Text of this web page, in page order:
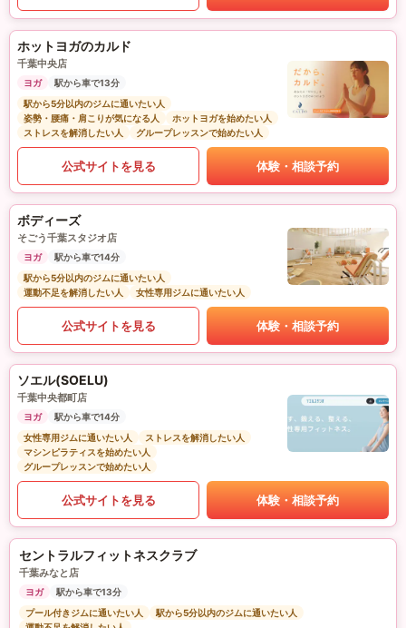
ホットヨガのカルド
千葉中央店
ヨガ
駅から車で13分
駅から5分以内のジムに通いたい人
姿勢・腰痛・肩こりが気になる人
ホットヨガを始めたい人
ストレスを解消したい人
グループレッスンで始めたい人
公式サイトを見る 体験・相談予約
ボディーズ
そごう千葉スタジオ店
ヨガ
駅から車で14分
駅から5分以内のジムに通いたい人
運動不足を解消したい人
女性専用ジムに通いたい人
公式サイトを見る 体験・相談予約
ソエル(SOELU)
千葉中央都町店
ヨガ
駅から車で14分
女性専用ジムに通いたい人
ストレスを解消したい人
マシンピラティスを始めたい人
グループレッスンで始めたい人
公式サイトを見る 体験・相談予約
セントラルフィットネスクラブ
千葉みなと店
ヨガ
駅から車で13分
プール付きジムに通いたい人
駅から5分以内のジムに通いたい人